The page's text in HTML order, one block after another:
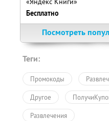
Бесплатно
Посмотреть
Теги:
Промокоды
Другое
Развлечения